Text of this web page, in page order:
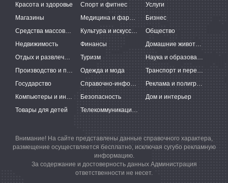
Красота и здоровье
Спорт и фитнес
Услуги
Магазины
Медицина и фармацевтика
Бизнес
Средства массовой информации
Культура и искусство
Общество
Недвижимость
Финансы
Домашние животные
Отдых и развлечения
Туризм
Наука и образование
Производство и поставки
Одежда и мода
Транспорт и перевозки
Государство
Справочно-информационные системы
Реклама и полиграфия
Компьютеры и интернет
Безопасность
Дом и интерьер
Товары для детей
Телекоммуникации и связь
Внимание! На сайте представлены данные справочного характера,
размещение осуществляется бесплатно, исключая сугубо рекламную
информацию.
За содержание и достоверность данных Администрация
ответственности не несет.